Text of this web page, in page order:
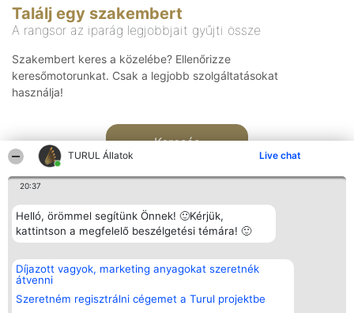
TURUL Állatok Live chat
20:37
Helló, örömmel segítünk Önnek! 🙂Kérjük,
kattintson a megfelelő beszélgetési témára! 🙂
Díjazott vagyok, marketing anyagokat szeretnék
átvenni
Szeretném regisztrálni cégemet a Turul projektbe
Találj egy szakembert
A rangsor az iparág legjobbjait gyűjti össze
Szakembert keres a közelébe? Ellenőrizze
keresőmotorunkat. Csak a legjobb szolgáltatásokat
használja!
Keresés
Rangsorszervező
SC Beautiful Company S.R.L.
Bulevardul Aleea Timișul De
Sus Nr. 2, Bl. A30, Sc. A, Et.
4, Ap. 13
Népszavazás
Nyertesek
listája
Elérhetőség
Elérhetőség